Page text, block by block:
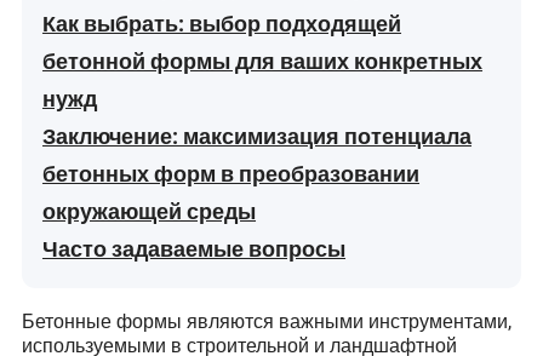
Как выбрать: выбор подходящей
бетонной формы для ваших конкретных
нужд
Заключение: максимизация потенциала
бетонных форм в преобразовании
окружающей среды
Часто задаваемые вопросы
Бетонные формы являются важными инструментами,
используемыми в строительной и ландшафтной